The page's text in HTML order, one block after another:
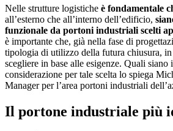
Nelle strutture logistiche è fondamentale
all’esterno che all’interno dell’edificio,
funzionale da portoni industriali scelti
è importante che, già nella fase di
tipologia di utilizzo della futura chiusura, in
scegliere in base alle esigenze. Quali siano
considerazione per tale scelta lo spiega
Manager per l’area portoni industriali
Il portone industriale più